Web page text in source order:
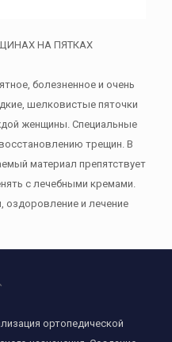
НА ПЯТКАХ
болезненное и очень
шелковистые пяточки
женщины. Специальные
трещин. В
материал препятствует
с лечебными кремами.
оздоровление и лечение
ортопедической